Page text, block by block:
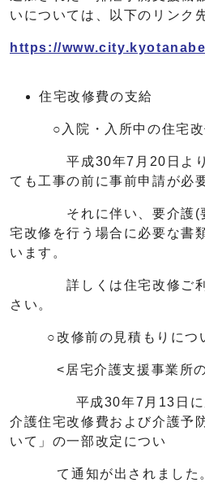
いについては、以下のリンク
https://
住宅改修費の支給
○入院・入所中の住宅
平成30年7月20日より、
ても工事の前に事前申請が必
それに伴い、要介護(要
宅改修を行う場合に必要な書
います。
詳しくは住宅改修ご利
さい。
○改修前の見積もりにつ
<居宅介護支援事業所の
平成30年7月13日に厚
介護住宅改修費および介護予
いて」の一部改定につい
て通知が出されました。